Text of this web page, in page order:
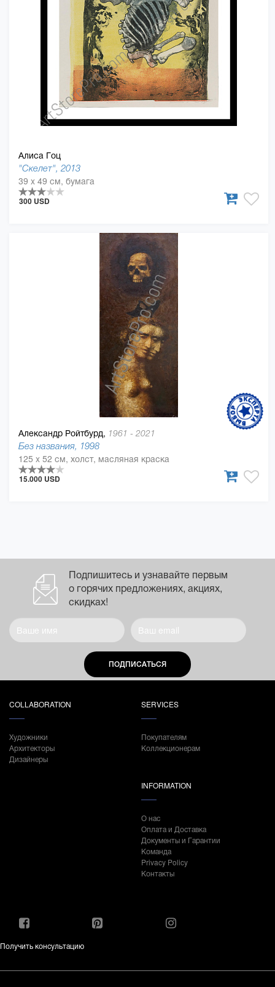
Алиса Гоц
"Скелет", 2013
39 x 49 см, бумага
300 USD
Александр Ройтбурд, 1961 - 2021
Без названия, 1998
125 x 52 см, холст, масляная краска
15.000 USD
Подпишитесь и узнавайте первым
о горячих предложениях, акциях,
скидках!
ПОДПИСАТЬСЯ
COLLABORATION
Художники
Архитекторы
Дизайнеры
SERVICES
Покупателям
Коллекционерам
INFORMATION
О нас
Оплата и Доставка
Документы и Гарантии
Команда
Privacy Policy
Контакты
Получить консультацию